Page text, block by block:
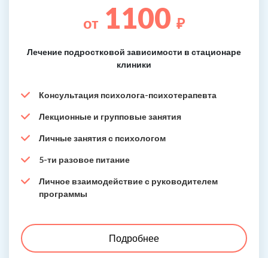
от 1100 ₽
Лечение подростковой зависимости в стационаре
клиники
Консультация психолога-психотерапевта
Лекционные и групповые занятия
Личные занятия с психологом
5-ти разовое питание
Личное взаимодействие с руководителем
программы
Подробнее